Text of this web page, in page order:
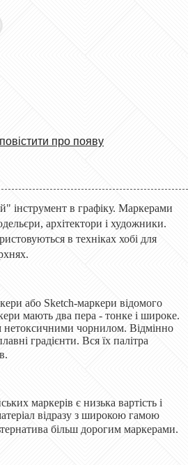
про появу
інструмент в графіку. Маркерами
архітектори і художники.
в техніках хобі для
або Sketch-маркери відомого
мають два пера - тонке і широке.
нетоксичними чорнилом. Відмінно
градієнти. Вся їх палітра
маркерів є низька вартість і
відразу з широкою гамою
більш дорогим маркерами.